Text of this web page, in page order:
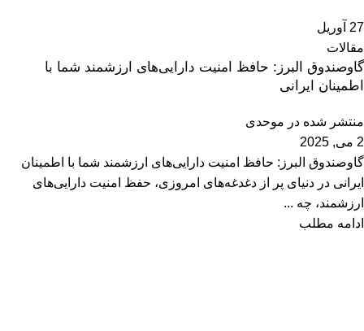
27 آوریل
مقالات
گاوصندوق البرز: حافظ امنیت دارایی‌های ارزشمند شما با
اطمینان ایرانی
منتشر شده در موحدی
2 می, 2025
گاوصندوق البرز: حافظ امنیت دارایی‌های ارزشمند شما با اطمینان
ایرانی در دنیای پر از دغدغه‌های امروزی، حفظ امنیت دارایی‌های
ارزشمند، چه ...
ادامه مطلب